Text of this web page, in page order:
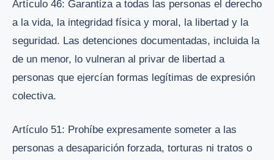
Artículo 46: Garantiza a todas las personas el derecho
a la vida, la integridad física y moral, la libertad y la
seguridad. Las detenciones documentadas, incluida la
de un menor, lo vulneran al privar de libertad a
personas que ejercían formas legítimas de expresión
colectiva.
Artículo 51: Prohíbe expresamente someter a las
personas a desaparición forzada, torturas ni tratos o